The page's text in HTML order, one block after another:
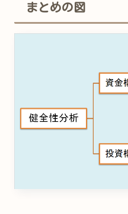
まとめの図